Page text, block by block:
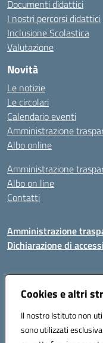
Cookies e altri
Il nostro Istituto non
sono utilizzati
Documenti didattici
I nostri percorsi didattici
Inclusione Scolastica
Valutazione
Novità
Le notizie
Le circolari
Calendario eventi
Amministrazione
Albo online
Amministrazione
Albo on line
Contatti
Amministrazione
Dichiarazione di
Indirizzo:Via Tirso, 07011
Posta elettronica
Codice fiscale: